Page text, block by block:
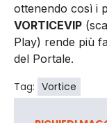
ottenendo così i
VORTICEVIP
Play) rende più
del Portale.
Tag: Vortice